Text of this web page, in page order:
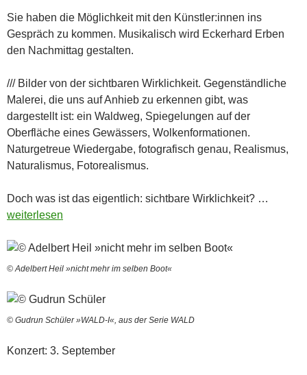
Sie haben die Möglichkeit mit den Künstler:innen ins
Gespräch zu kommen. Musikalisch wird Eckerhard Erben
den Nachmittag gestalten.
/// Bilder von der sichtbaren Wirklichkeit. Gegenständliche
Malerei, die uns auf Anhieb zu erkennen gibt, was
dargestellt ist: ein Waldweg, Spiegelungen auf der
Oberfläche eines Gewässers, Wolkenformationen.
Naturgetreue Wiedergabe, fotografisch genau, Realismus,
Naturalismus, Fotorealismus.
Doch was ist das eigentlich: sichtbare Wirklichkeit? …
weiterlesen
© Adelbert Heil »nicht mehr im selben Boot«
© Gudrun Schüler »WALD-I«, aus der Serie WALD
Konzert: 3. September